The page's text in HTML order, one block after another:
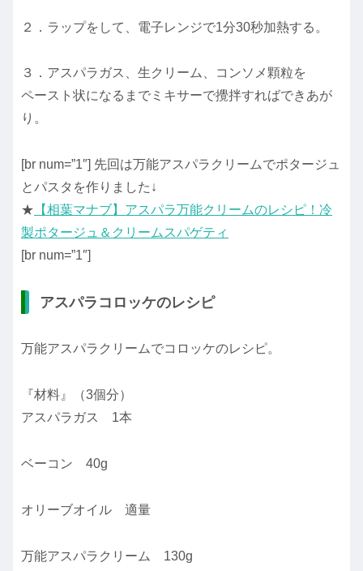
２．ラップをして、電子レンジで1分30秒加熱する。
３．アスパラガス、生クリーム、コンソメ顆粒を
ペースト状になるまでミキサーで攪拌すればできあが
り。
[br num=”1″] 先回は万能アスパラクリームでポタージュ
とパスタを作りました↓
★ 【相葉マナブ】アスパラ万能クリームのレシピ！冷
製ポタージュ＆クリームスパゲティ
[br num=”1″]
アスパラコロッケのレシピ
万能アスパラクリームでコロッケのレシピ。
『材料』（3個分）
アスパラガス 1本
ベーコン 40g
オリーブオイル 適量
万能アスパラクリーム 130g